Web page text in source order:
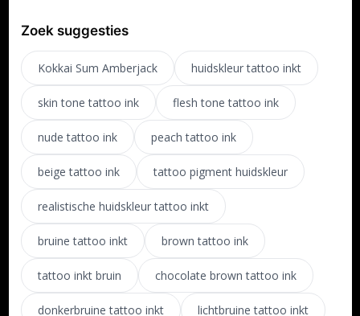
Zoek suggesties
Kokkai Sum Amberjack huidskleur tattoo inkt
skin tone tattoo ink flesh tone tattoo ink
nude tattoo ink peach tattoo ink
beige tattoo ink tattoo pigment huidskleur
realistische huidskleur tattoo inkt
bruine tattoo inkt brown tattoo ink
tattoo inkt bruin chocolate brown tattoo ink
donkerbruine tattoo inkt lichtbruine tattoo inkt